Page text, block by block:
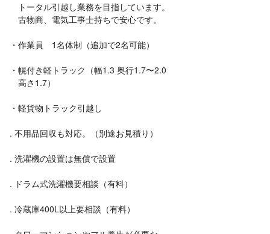
トータル引越し業務を目指しています。
古物商、電気工事士持ちで安心です。
・作業員 1名体制（追加で2名可能）
・幌付き軽トラック（幅1.3 奥行1.7〜2.0
高さ1.7）
・軽貨物トラック引越し
. 不用品回収も対応。（別途お見積り）
. 洗濯機の設置は無償で設置
. ドラム式洗濯機要相談（有料）
. 冷蔵庫400L以上要相談（有料）